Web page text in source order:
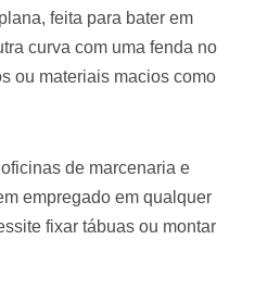
feita para bater em
curva com uma fenda no
ou materiais macios como
de marcenaria e
empregado em qualquer
fixar tábuas ou montar